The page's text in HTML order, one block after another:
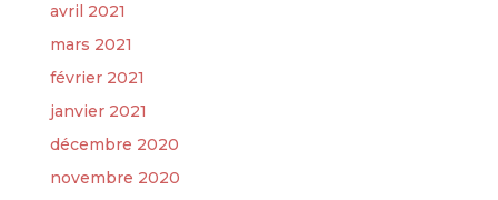
avril 2021
mars 2021
février 2021
janvier 2021
décembre 2020
novembre 2020